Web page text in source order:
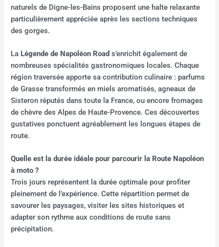
naturels de Digne-les-Bains proposent une halte relaxante
particulièrement appréciée après les sections techniques
des gorges.
La Légende de Napoléon Road s’enrichit également de
nombreuses spécialités gastronomiques locales. Chaque
région traversée apporte sa contribution culinaire : parfums
de Grasse transformés en miels aromatisés, agneaux de
Sisteron réputés dans toute la France, ou encore fromages
de chèvre des Alpes de Haute-Provence. Ces découvertes
gustatives ponctuent agréablement les longues étapes de
route.
Quelle est la durée idéale pour parcourir la Route Napoléon
à moto ?
Trois jours représentent la durée optimale pour profiter
pleinement de l’expérience. Cette répartition permet de
savourer les paysages, visiter les sites historiques et
adapter son rythme aux conditions de route sans
précipitation.